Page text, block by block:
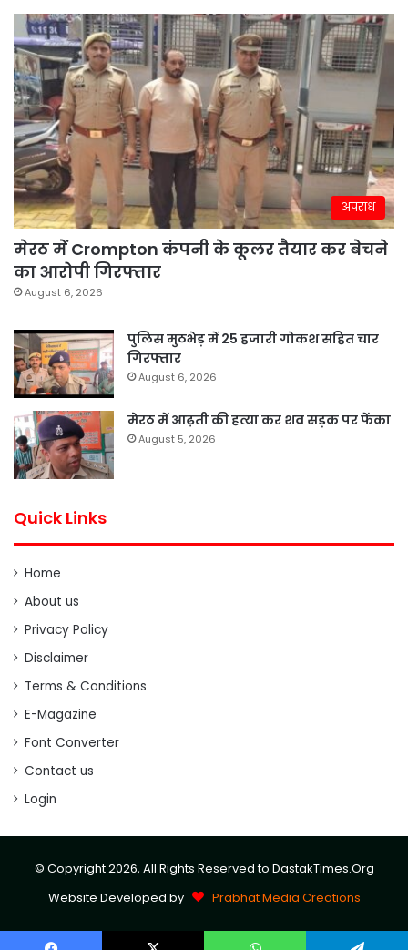
अपराध
मेरठ में Crompton कंपनी के कूलर तैयार कर बेचने
का आरोपी गिरफ्तार
August 6, 2026
पुलिस मुठभेड़ में 25 हजारी गोकश सहित चार
गिरफ्तार
August 6, 2026
मेरठ में आढ़ती की हत्या कर शव सड़क पर फेंका
August 5, 2026
Quick Links
Home
About us
Privacy Policy
Disclaimer
Terms & Conditions
E-Magazine
Font Converter
Contact us
Login
© Copyright 2026, All Rights Reserved to DastakTimes.Org
Website Developed by
Prabhat Media Creations